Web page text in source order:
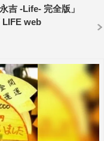
吉 -Life- 完全版」
LIFE web